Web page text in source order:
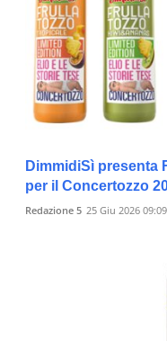
DimmidiSì presenta
per il Concertozzo
Redazione 5 25 Giu 2026 09:09